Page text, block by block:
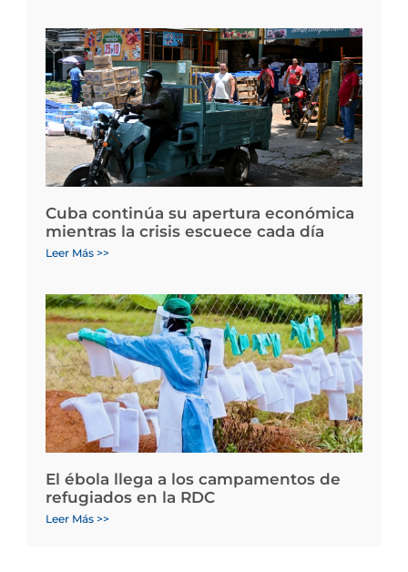
Cuba continúa su apertura económica
mientras la crisis escuece cada día
Leer Más >>
El ébola llega a los campamentos de
refugiados en la RDC
Leer Más >>